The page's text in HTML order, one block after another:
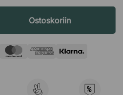
Ostoskoriin
%